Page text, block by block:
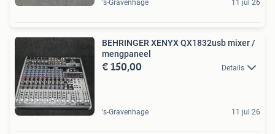
's-Gravenhage 11 jul 26
BEHRINGER XENYX QX1832usb mixer /
mengpaneel
€ 150,00 Details
's-Gravenhage 11 jul 26